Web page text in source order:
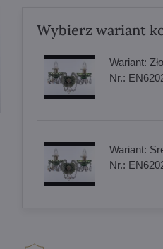
Wybierz wariant
Wariant:
Nr.:
Wariant:
Nr.: